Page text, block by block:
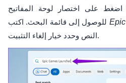
اضغط على اختصار لوحة المفاتيح Windows + S
النص وحدد خيار إلغاء التثبيت.